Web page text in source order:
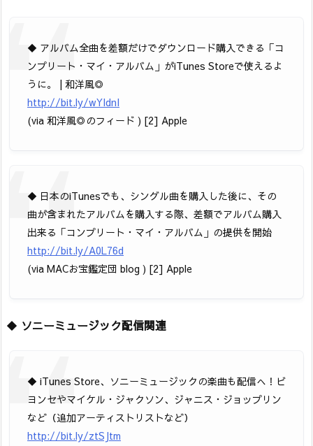
◆ アルバム全曲を差額だけでダウンロード購入できる「コ
ンプリート・マイ・アルバム」がiTunes Storeで使えるよ
うに。 | 和洋風◎
http://bit.ly/wYIdnI
(via 和洋風◎のフィード ) [2] Apple
◆ 日本のiTunesでも、シングル曲を購入した後に、その
曲が含まれたアルバムを購入する際、差額でアルバム購入
出来る「コンプリート・マイ・アルバム」の提供を開始
http://bit.ly/A0L76d
(via MACお宝鑑定団 blog ) [2] Apple
◆ ソニーミュージック配信関連
◆ iTunes Store、ソニーミュージックの楽曲も配信へ！ビ
ヨンセやマイケル・ジャクソン、ジャニス・ジョップリン
など（追加アーティストリストなど）
http://bit.ly/ztSJtm